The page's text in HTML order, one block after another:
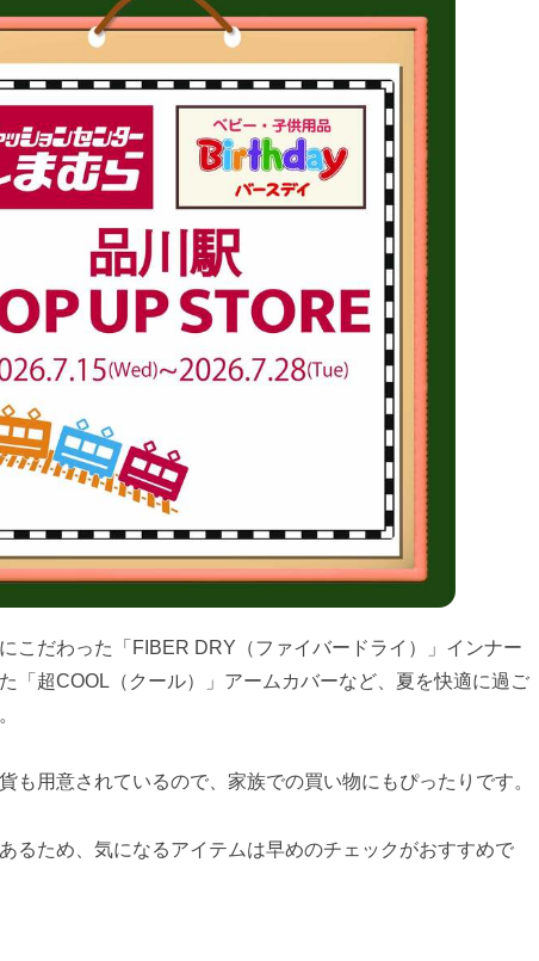
こだわった「FIBER DRY（ファイバードライ）」インナー
「超COOL（クール）」アームカバーなど、夏を快適に過ご
も用意されているので、家族での買い物にもぴったりです。
るため、気になるアイテムは早めのチェックがおすすめで